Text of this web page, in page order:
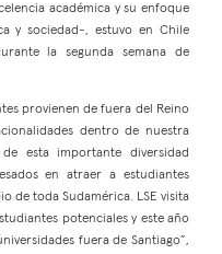
académica y su enfoque
y sociedad-, estuvo en Chile
la segunda semana de
provienen de fuera del Reino
dentro de nuestra
esta importante diversidad
en atraer a estudiantes
de toda Sudamérica. LSE visita
potenciales y este año
fuera de Santiago”,